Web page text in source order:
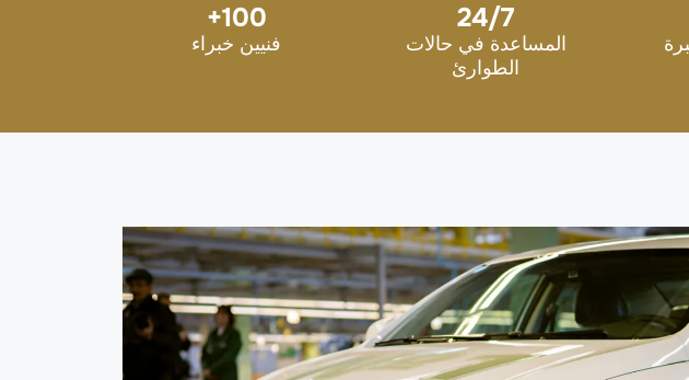
24/7
المساعدة في حالات
الطوارئ
100
+
فنيين خبراء